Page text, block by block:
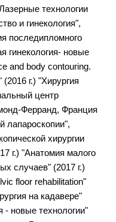
технологии
и гинекология",
последипломного
гинекология- новые
and body contouring.
г.) "Хирургия
центр
Ферранд, Франция
лапароскопии",
хирургии
г.) "Анатомия малого
случаев" (2017 г.)
floor rehabilitation"
на кадавере"
- новые технологии"